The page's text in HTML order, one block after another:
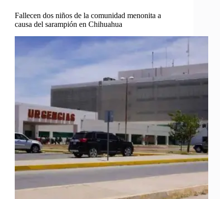
Fallecen dos niños de la comunidad menonita a
causa del sarampión en Chihuahua